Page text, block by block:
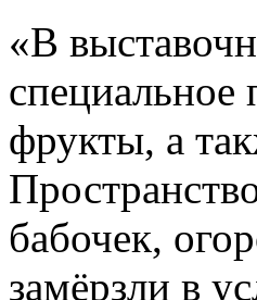
«В
фрукты, а
бабочек,
замёрзли в